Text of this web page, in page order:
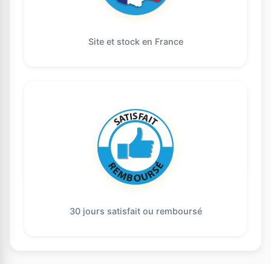
Site et stock en France
30 jours satisfait ou remboursé